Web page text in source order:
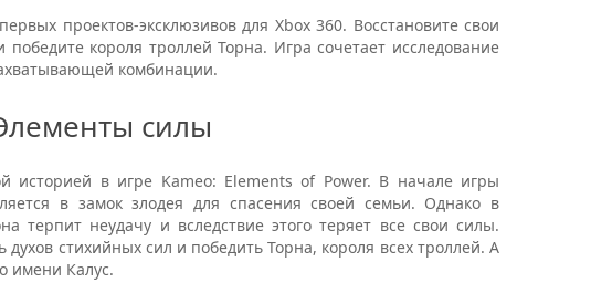
проектов-эксклюзивов для Xbox 360. Восстановите свои
короля троллей Торна. Игра сочетает исследование
комбинации.
силы
историей в игре Kameo: Elements of Power. В начале игры
в замок злодея для спасения своей семьи. Однако в
терпит неудачу и вследствие этого теряет все свои силы.
духов стихийных сил и победить Торна, короля всех троллей. А
имени Калус.